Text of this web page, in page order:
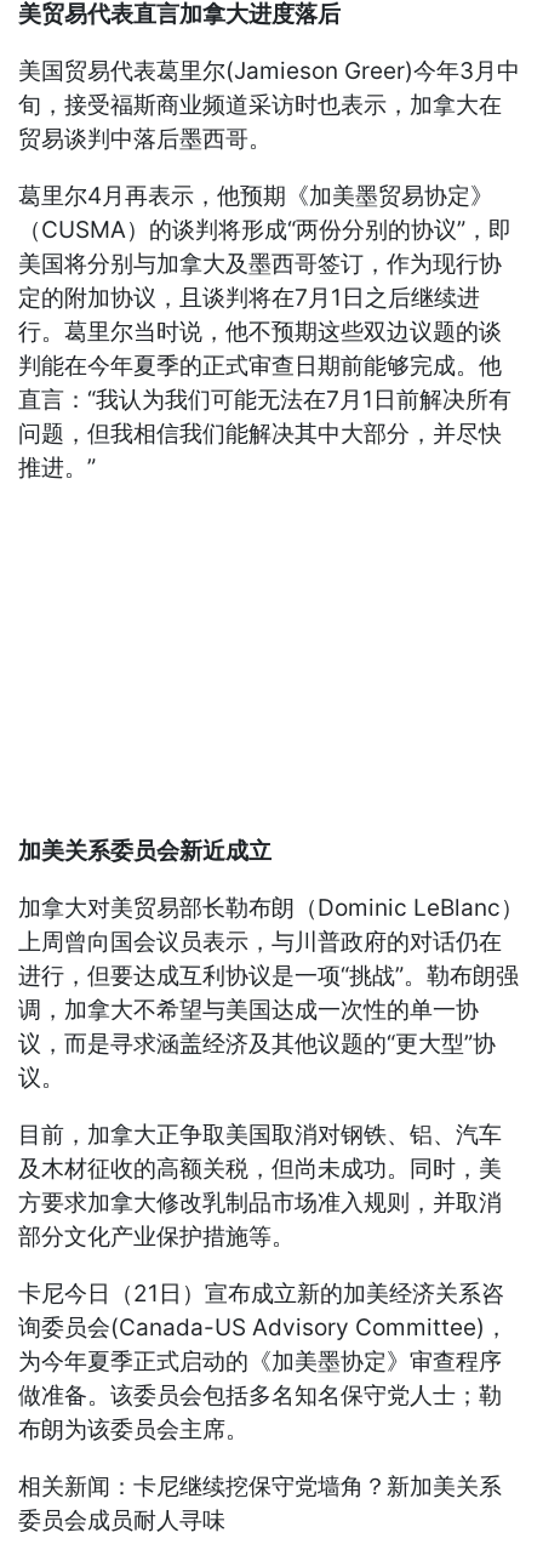
美贸易代表直言加拿大进度落后
美国贸易代表葛里尔(Jamieson Greer)今年3月中
旬，接受福斯商业频道采访时也表示，加拿大在
贸易谈判中落后墨西哥。
葛里尔4月再表示，他预期《加美墨贸易协定》
（CUSMA）的谈判将形成“两份分别的协议”，即
美国将分别与加拿大及墨西哥签订，作为现行协
定的附加协议，且谈判将在7月1日之后继续进
行。葛里尔当时说，他不预期这些双边议题的谈
判能在今年夏季的正式审查日期前能够完成。他
直言：“我认为我们可能无法在7月1日前解决所有
问题，但我相信我们能解决其中大部分，并尽快
推进。”
加美关系委员会新近成立
加拿大对美贸易部长勒布朗（Dominic LeBlanc）
上周曾向国会议员表示，与川普政府的对话仍在
进行，但要达成互利协议是一项“挑战”。勒布朗强
调，加拿大不希望与美国达成一次性的单一协
议，而是寻求涵盖经济及其他议题的“更大型”协
议。
目前，加拿大正争取美国取消对钢铁、铝、汽车
及木材征收的高额关税，但尚未成功。同时，美
方要求加拿大修改乳制品市场准入规则，并取消
部分文化产业保护措施等。
卡尼今日（21日）宣布成立新的加美经济关系咨
询委员会(Canada-US Advisory Committee)，
为今年夏季正式启动的《加美墨协定》审查程序
做准备。该委员会包括多名知名保守党人士；勒
布朗为该委员会主席。
相关新闻：卡尼继续挖保守党墙角？新加美关系
委员会成员耐人寻味